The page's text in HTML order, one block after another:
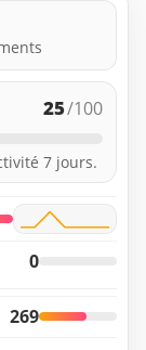
25/100
7 jours.
0
269